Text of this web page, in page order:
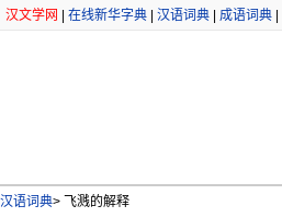
汉文学网 在线新华字典 汉语词典 成语词典
汉语词典> 飞溅的解释